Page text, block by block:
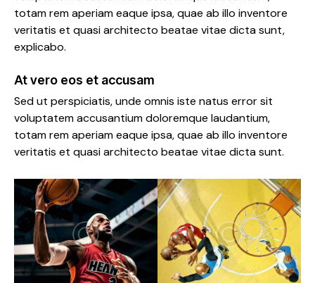
totam rem aperiam eaque ipsa, quae ab illo inventore
veritatis et quasi architecto beatae vitae dicta sunt,
explicabo.
At vero eos et accusam
Sed ut perspiciatis, unde omnis iste natus error sit
voluptatem accusantium doloremque laudantium,
totam rem aperiam eaque ipsa, quae ab illo inventore
veritatis et quasi architecto beatae vitae dicta sunt.